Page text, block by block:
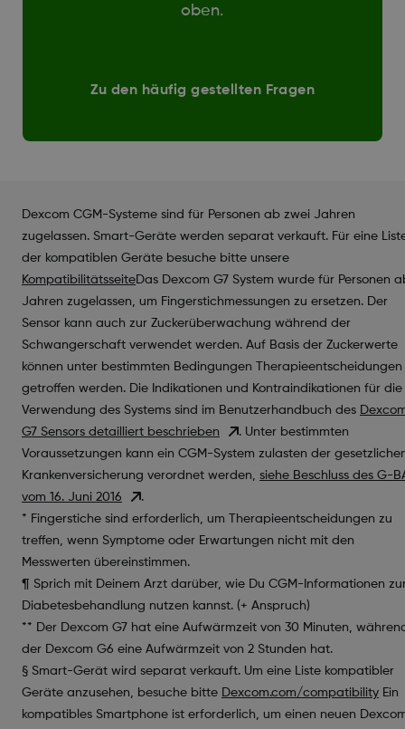
oben.
Zu den häufig gestellten Fragen
Dexcom CGM-Systeme sind für Personen ab zwei Jahren
zugelassen. Smart-Geräte werden separat verkauft. Für eine
der kompatiblen Geräte besuche bitte unsere
KompatibilitätsseiteDas Dexcom G7 System wurde für Personen
Jahren zugelassen, um Fingerstichmessungen zu ersetzen. Der
Sensor kann auch zur Zuckerüberwachung während der
Schwangerschaft verwendet werden. Auf Basis der Zuckerwerte
können unter bestimmten Bedingungen Therapieentscheidungen
getroffen werden. Die Indikationen und Kontraindikationen für die
Verwendung des Systems sind im Benutzerhandbuch des
G7 Sensors detailliert beschrieben
. Unter bestimmten
Voraussetzungen kann ein CGM-System zulasten der
Krankenversicherung verordnet werden, siehe Beschluss des G-
vom 16. Juni 2016
.
* Fingerstiche sind erforderlich, um Therapieentscheidungen zu
treffen, wenn Symptome oder Erwartungen nicht mit den
Messwerten übereinstimmen.
¶ Sprich mit Deinem Arzt darüber, wie Du CGM-Informationen
Diabetesbehandlung nutzen kannst. (+ Anspruch)
** Der Dexcom G7 hat eine Aufwärmzeit von 30 Minuten,
der Dexcom G6 eine Aufwärmzeit von 2 Stunden hat.
§ Smart-Gerät wird separat verkauft. Um eine Liste kompatibler
Geräte anzusehen, besuche bitte Dexcom.com/compatibility Ein
kompatibles Smartphone ist erforderlich, um einen neuen